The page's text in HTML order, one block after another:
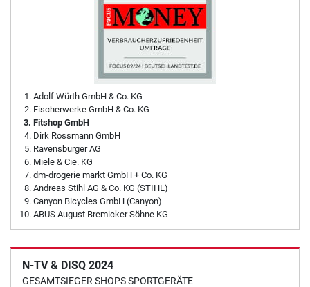
Adolf Würth GmbH & Co. KG
Fischerwerke GmbH & Co. KG
Fitshop GmbH
Dirk Rossmann GmbH
Ravensburger AG
Miele & Cie. KG
dm-drogerie markt GmbH + Co. KG
Andreas Stihl AG & Co. KG (STIHL)
Canyon Bicycles GmbH (Canyon)
ABUS August Bremicker Söhne KG
N-TV & DISQ 2024
GESAMTSIEGER SHOPS SPORTGERÄTE